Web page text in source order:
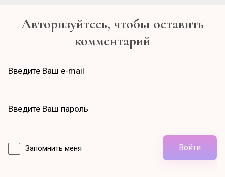
Авторизуйтесь, чтобы оставить
комментарий
Запомнить меня Войти